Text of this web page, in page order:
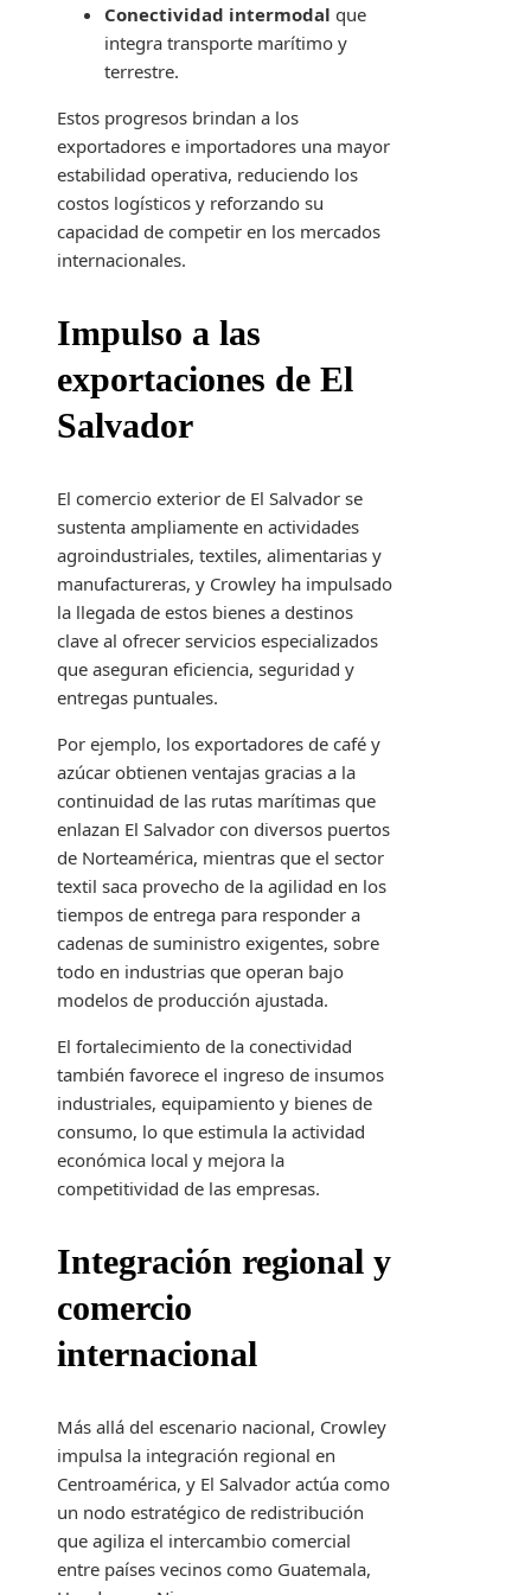
Conectividad intermodal que
integra transporte marítimo y
terrestre.
Estos progresos brindan a los
exportadores e importadores una mayor
estabilidad operativa, reduciendo los
costos logísticos y reforzando su
capacidad de competir en los mercados
internacionales.
Impulso a las
exportaciones de El
Salvador
El comercio exterior de El Salvador se
sustenta ampliamente en actividades
agroindustriales, textiles, alimentarias y
manufactureras, y Crowley ha impulsado
la llegada de estos bienes a destinos
clave al ofrecer servicios especializados
que aseguran eficiencia, seguridad y
entregas puntuales.
Por ejemplo, los exportadores de café y
azúcar obtienen ventajas gracias a la
continuidad de las rutas marítimas que
enlazan El Salvador con diversos puertos
de Norteamérica, mientras que el sector
textil saca provecho de la agilidad en los
tiempos de entrega para responder a
cadenas de suministro exigentes, sobre
todo en industrias que operan bajo
modelos de producción ajustada.
El fortalecimiento de la conectividad
también favorece el ingreso de insumos
industriales, equipamiento y bienes de
consumo, lo que estimula la actividad
económica local y mejora la
competitividad de las empresas.
Integración regional y
comercio
internacional
Más allá del escenario nacional, Crowley
impulsa la integración regional en
Centroamérica, y El Salvador actúa como
un nodo estratégico de redistribución
que agiliza el intercambio comercial
entre países vecinos como Guatemala,